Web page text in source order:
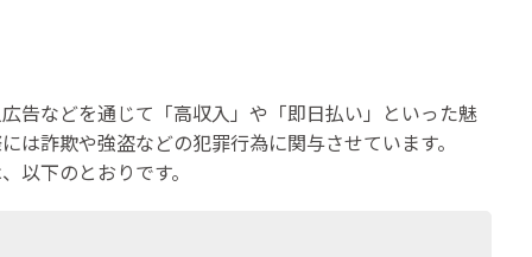
告などを通じて「高収入」や「即日払い」といった魅
は詐欺や強盗などの犯罪行為に関与させています。
以下のとおりです。